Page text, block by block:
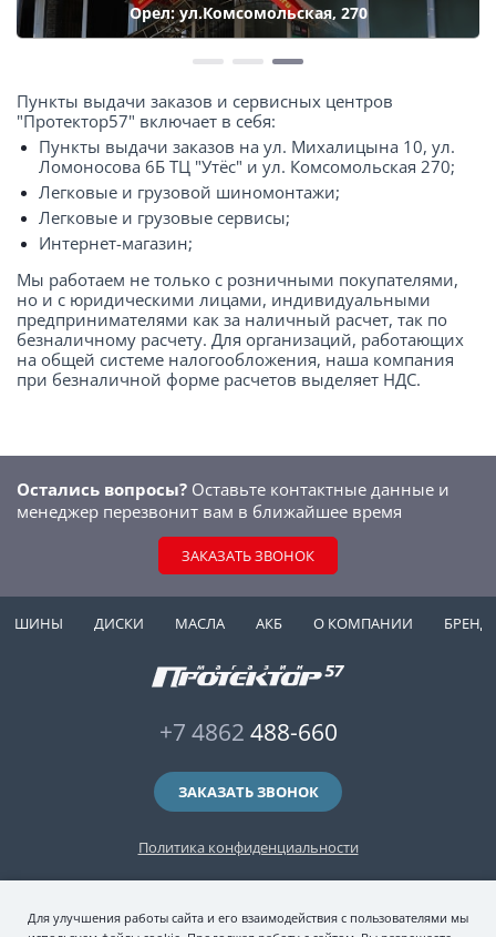
Орел: ул.Комсомольская, 270
Пункты выдачи заказов и сервисных центров
"Протектор57" включает в себя:
Пункты выдачи заказов на ул. Михалицына 10, ул.
Ломоносова 6Б ТЦ "Утёс" и ул. Комсомольская 270;
Легковые и грузовой шиномонтажи;
Легковые и грузовые сервисы;
Интернет-магазин;
Мы работаем не только с розничными покупателями,
но и с юридическими лицами, индивидуальными
предпринимателями как за наличный расчет, так по
безналичному расчету. Для организаций, работающих
на общей системе налогообложения, наша компания
при безналичной форме расчетов выделяет НДС.
Остались вопросы? Оставьте контактные данные и
менеджер перезвонит вам в ближайшее время
ЗАКАЗАТЬ ЗВОНОК
ШИНЫ ДИСКИ МАСЛА АКБ О КОМПАНИИ
Политика конфиденциальности
+7 4862 488-660
ЗАКАЗАТЬ ЗВОНОК
2006-2026 © интернет-магазин "Протектор 57" — автомобильные шины
(зимние и летние шины), колесные диски, шиномонтаж и хранение шин.
Для улучшения работы сайта и его взаимодействия с пользователями мы